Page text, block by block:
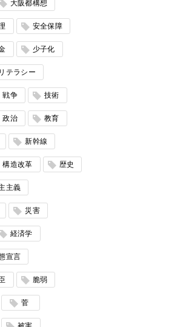
大阪都構想
安全保障
少子化
テラシー
戦争 技術
政治 教育
新幹線
構造改革 歴史
主義
災害
経済学
宣言
脆弱
菅